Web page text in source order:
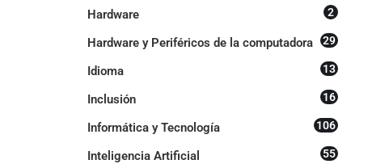
Hardware 2
Hardware y Periféricos de la computadora 29
Idioma 13
Inclusión 16
Informática y Tecnología 106
Inteligencia Artificial 55